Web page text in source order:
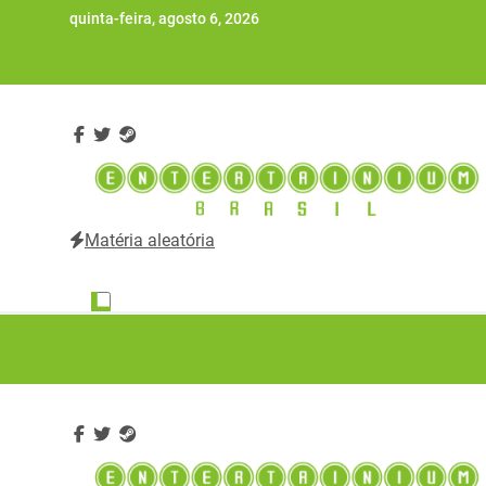
quinta-feira, agosto 6, 2026
Matéria aleatória